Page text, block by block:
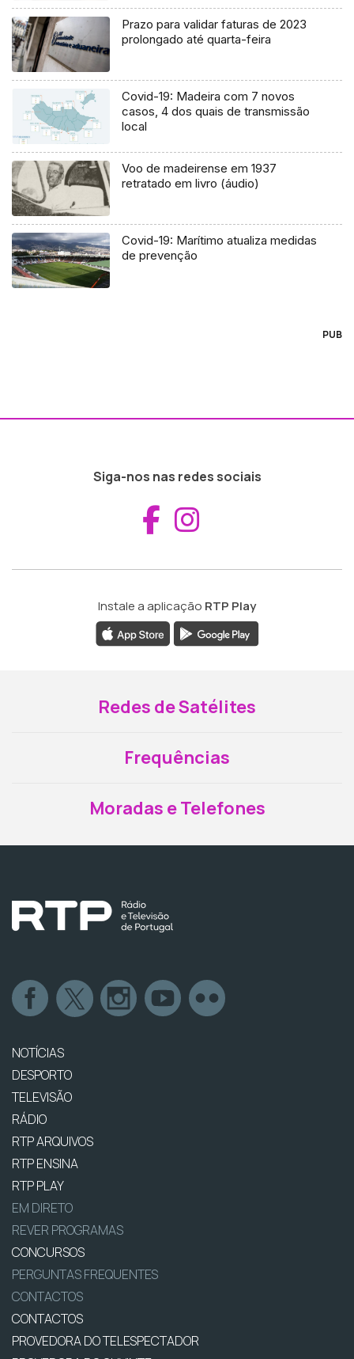
Prazo para validar faturas de 2023
prolongado até quarta-feira
Covid-19: Madeira com 7 novos
casos, 4 dos quais de transmissão
local
Voo de madeirense em 1937
retratado em livro (áudio)
Covid-19: Marítimo atualiza medidas
de prevenção
PUB
Siga-nos nas redes sociais
Aceder ao
Instale a aplicação RTP Play
Redes de Satélites
Frequências
Moradas e Telefones
NOTÍCIAS
DESPORTO
TELEVISÃO
RÁDIO
RTP ARQUIVOS
RTP ENSINA
RTP PLAY
EM DIRETO
REVER PROGRAMAS
CONCURSOS
PERGUNTAS FREQUENTES
CONTACTOS
CONTACTOS
PROVEDORA DO TELESPECTADOR